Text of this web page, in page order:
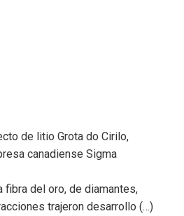
de litio Grota do Cirilo,
canadiense Sigma
fibra del oro, de diamantes,
trajeron desarrollo (…)